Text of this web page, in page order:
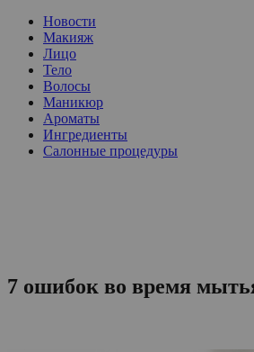
Новости
Макияж
Лицо
Тело
Волосы
Маникюр
Ароматы
Ингредиенты
Салонные процедуры
7 ошибок во время